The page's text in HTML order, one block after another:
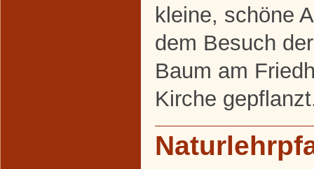
kleine, schöne
dem Besuch
Baum am
Kirche